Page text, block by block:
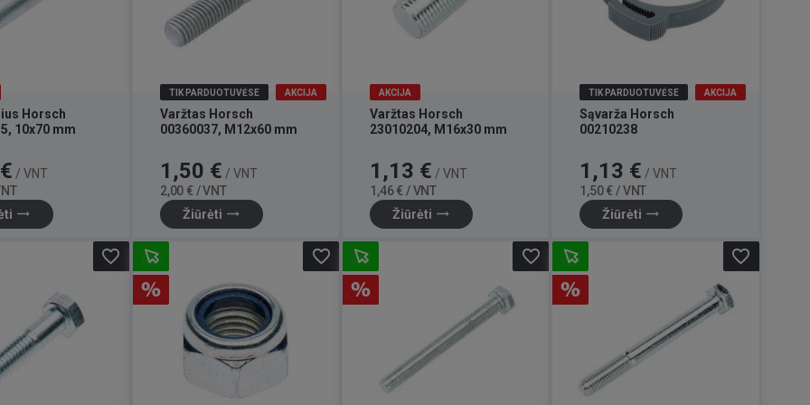
Horsch
10x70 mm
/ VNT
trending_flat
TIK PARDUOTUVĖSE AKCIJA
Varžtas Horsch
00360037, M12x60 mm
Kaina
1,50 € / VNT
2,00 € / VNT
Žiūrėti trending_flat
AKCIJA
Varžtas Horsch
23010204, M16x30 mm
Kaina
1,13 € / VNT
1,46 € / VNT
Žiūrėti trending_flat
TIK PARDUOTUVĖSE AKCIJA
Sąvarža Horsch
00210238
Kaina
1,13 € / VNT
1,50 € / VNT
Žiūrėti trending_flat
favorite_border favorite_border favorite_border favorite_border